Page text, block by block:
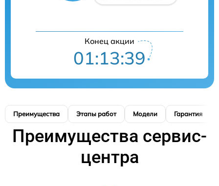
Конец акции
01:13:39
Преимущества Этапы работ Модели Гарантия
Преимущества сервис-
центра